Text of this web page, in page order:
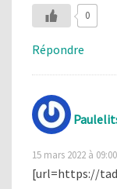
0
Répondre
15 mars 2022 à 09:00
[url=https://